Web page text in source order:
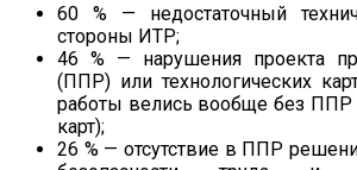
60 % — недостаточный
стороны ИТР;
46 % — нарушения проекта
(ППР) или технологических
работы велись вообще без ППР
карт);
26 % — отсутствие в ППР